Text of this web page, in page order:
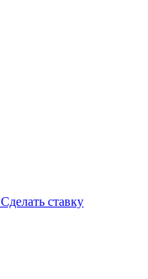
Сделать ставку